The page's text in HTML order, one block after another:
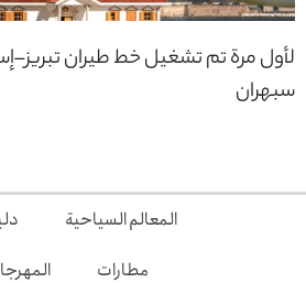
لأول مرة تم تشغيل خط طيران
سبهران
المعالم السياحية
مطارات